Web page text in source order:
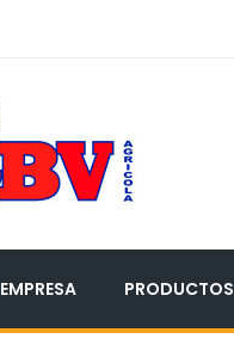
EMPRESA PRODUCTOS